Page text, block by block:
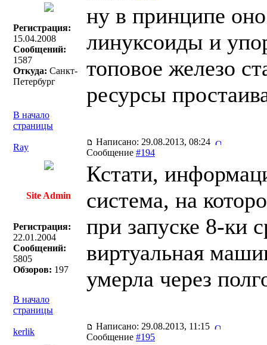
Регистрация:
15.04.2008
Сообщений:
1587
Откуда: Санкт-
Петербург
ну в принципе
линуксоиды и
топовое железо
ресурсы
В начало
страницы
Ray
Написано: 29.08.2013, 08:24
Сообщение #194
Site Admin
Регистрация:
22.01.2004
Сообщений:
5805
Обзоров: 197
Кстати,
система, на
при запуске 8-ки
виртуальная
умерла через
В начало
страницы
kerlik
Написано: 29.08.2013, 11:15
Сообщение #195